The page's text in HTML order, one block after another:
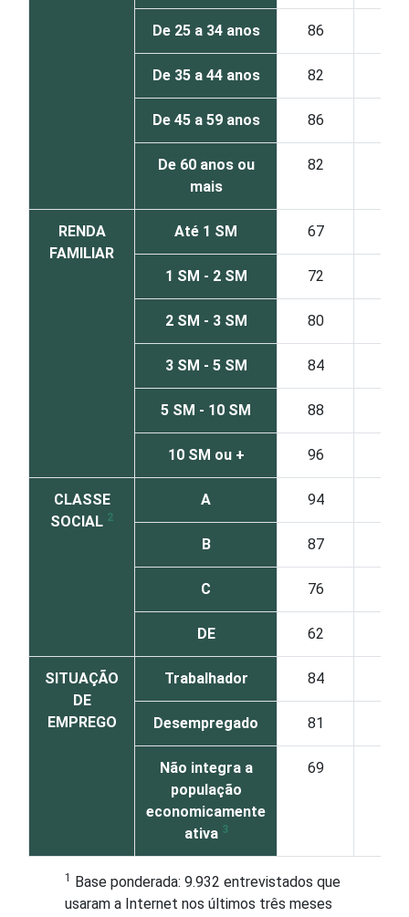
De 25 a 34 anos 86
De 35 a 44 anos 82
De 45 a 59 anos 86
De 60 anos ou
mais
82
RENDA
FAMILIAR
Até 1 SM 67
1 SM - 2 SM 72
2 SM - 3 SM 80
3 SM - 5 SM 84
5 SM - 10 SM 88
10 SM ou + 96
CLASSE
SOCIAL 2
A 94
B 87
C 76
DE 62
SITUAÇÃO
DE
EMPREGO
Trabalhador 84
Desempregado 81
Não integra a
população
economicamente
ativa 3
69
1 Base ponderada: 9.932 entrevistados que
usaram a Internet nos últimos três meses